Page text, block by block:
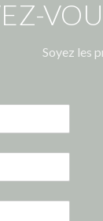
Soyez les